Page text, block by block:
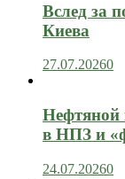
Вслед за
Киева
27.07.20260
Нефтяной
в НПЗ и
24.07.20260